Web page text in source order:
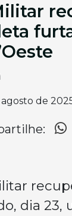
de 2025
dia 23,